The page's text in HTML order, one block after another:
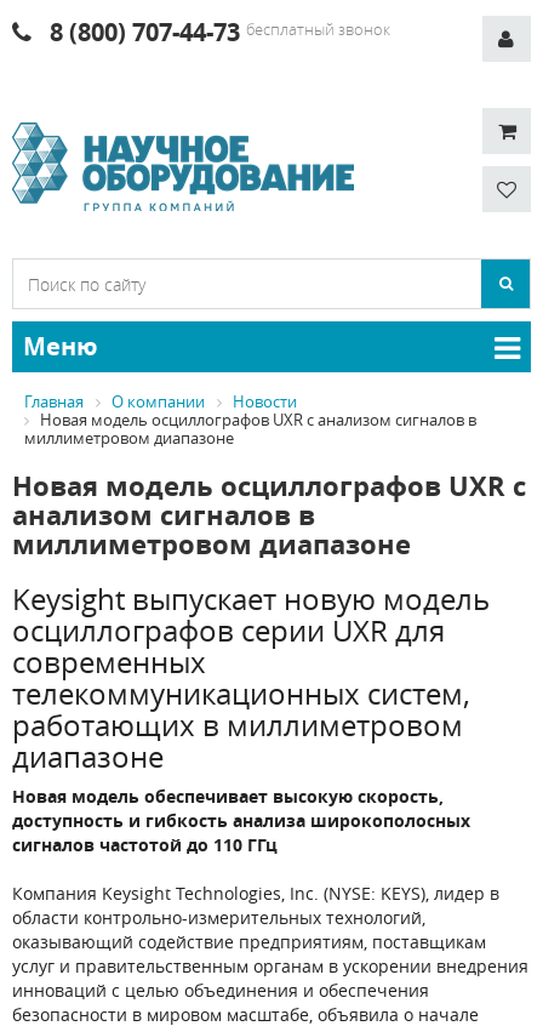
8 (800) 707-44-73 бесплатный звонок
Меню
Главная О компании
Новости
Новая модель осциллографов UXR с анализом сигналов в
миллиметровом диапазоне
Новая модель осциллографов UXR с
анализом сигналов в
миллиметровом диапазоне
Keysight выпускает новую модель
осциллографов серии UXR для
современных
телекоммуникационных систем,
работающих в миллиметровом
диапазоне
Новая модель обеспечивает высокую скорость,
доступность и гибкость анализа широкополосных
сигналов частотой до 110 ГГц
Компания Keysight Technologies, Inc. (NYSE: KEYS), лидер в
области контрольно-измерительных технологий,
оказывающий содействие предприятиям, поставщикам
услуг и правительственным органам в ускорении внедрения
инноваций с целью объединения и обеспечения
безопасности в мировом масштабе, объявила о начале